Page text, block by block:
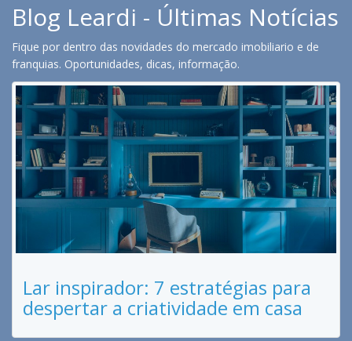
Blog Leardi - Últimas Notícias
Fique por dentro das novidades do mercado imobiliario e de
franquias. Oportunidades, dicas, informação.
Lar inspirador: 7 estratégias para
despertar a criatividade em casa